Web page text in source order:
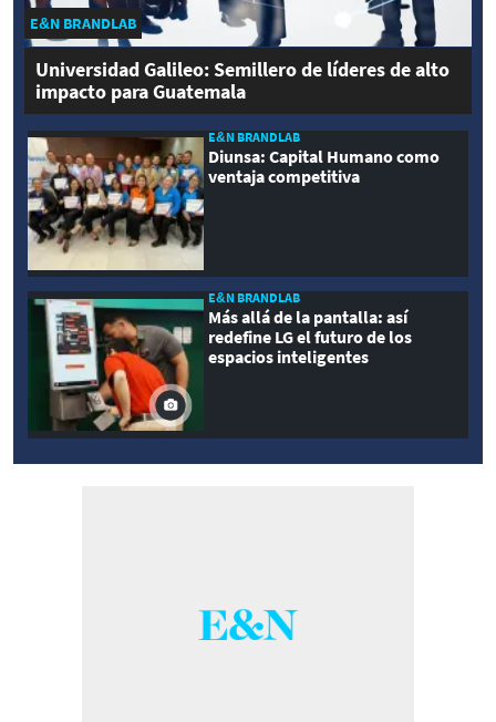
E&N BRANDLAB
Universidad Galileo: Semillero de líderes de alto
impacto para Guatemala
E&N BRANDLAB
Diunsa: Capital Humano como
ventaja competitiva
E&N BRANDLAB
Más allá de la pantalla: así
redefine LG el futuro de los
espacios inteligentes